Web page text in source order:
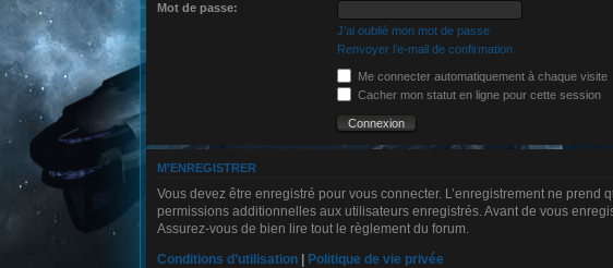
Mot de passe:
J’ai oublié mon mot de passe
Renvoyer l’e-mail de confirmation
Me connecter automatiquement à chaque visite
Cacher mon statut en ligne pour cette session
M’ENREGISTRER
Vous devez être enregistré pour vous connecter. L’enregistrement ne
permissions additionnelles aux utilisateurs enregistrés. Avant de vous
Assurez-vous de bien lire tout le règlement du forum.
Conditions d’utilisation | Politique de vie privée